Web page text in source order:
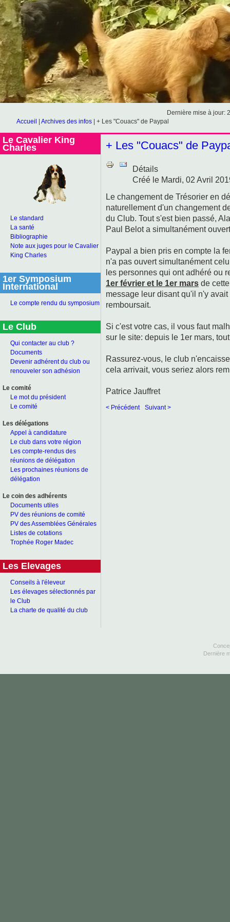
Accueil Archives des infos + Les "Couacs" de Paypal
Dernière mise à jour:
Le Cavalier King
Charles
Le standard
La santé
Bibliographie
Note aux juges pour le Cavalier
King Charles
1er Symposium
International
Le compte rendu du symposium
Le Club
Qui contacter au club ?
Documents
Devenir adhérent du club ou
renouveler son adhésion
Le comité
Le mot du président
Le comité
Les délégations
Appel à candidature
Le club dans votre région
Les compte-rendus des
réunions de délégation
Les prochaines réunions de
délégation
Le coin des adhérents
Documents utiles
PV des réunions de comité
PV des Assemblées Générales
Listes de cotations
Trophée Roger Madec
Les Elevages
Conseils à l'éleveur
Les élevages sélectionnés par
le Club
La charte de qualité du club
+ Les "Couacs" de
Détails
Créé le Mardi, 02 Avril
Le changement de Trésorier en
naturellement d'un changement
du Club. Tout s'est bien passé,
Paul Belot a simultanément
Paypal a bien pris en compte la
n'a pas ouvert simultanément
les personnes qui ont adhéré ou
1er février et le 1er mars de
message leur disant qu'il n'y
remboursait.
Si c'est votre cas, il vous faut
sur le site: depuis le 1er mars,
Rassurez-vous, le club
cela arrivait, vous seriez alors
Patrice Jauffret
< Précédent Suivant >
Dernière